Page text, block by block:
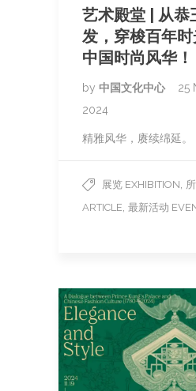
艺术殿堂 | 从恭
发，穿梭百年
中国时尚风华！
by 中国文化中心
25
2024
精雅风华，赓续绵延。
展览 EXHIBITION,
ARTICLE, 最新活动